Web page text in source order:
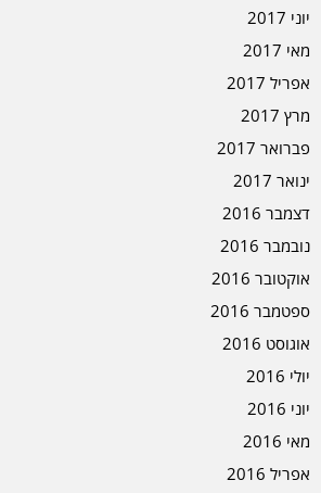
יוני 2017
מאי 2017
אפריל 2017
מרץ 2017
פברואר 2017
ינואר 2017
דצמבר 2016
נובמבר 2016
אוקטובר 2016
ספטמבר 2016
אוגוסט 2016
יולי 2016
יוני 2016
מאי 2016
אפריל 2016